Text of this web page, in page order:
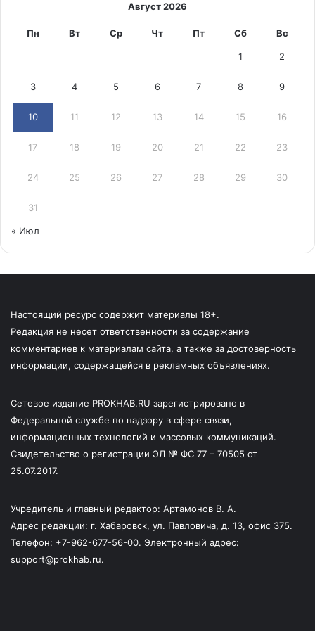
Август 2026
Пн Вт Ср Чт Пт Сб Вс
1 2
3 4 5 6 7 8 9
10 11 12 13 14 15 16
17 18 19 20 21 22 23
24 25 26 27 28 29 30
31
« Июл
Настоящий ресурс содержит материалы 18+.
Редакция не несет ответственности за содержание
комментариев к материалам сайта, а также за достоверность
информации, содержащейся в рекламных объявлениях.
Сетевое издание PROKHAB.RU зарегистрировано в
Федеральной службе по надзору в сфере связи,
информационных технологий и массовых коммуникаций.
Свидетельство о регистрации ЭЛ № ФС 77 – 70505 от
25.07.2017.
Учредитель и главный редактор: Артамонов В. А.
Адрес редакции: г. Хабаровск, ул. Павловича, д. 13, офис 375.
Телефон: +7-962-677-56-00. Электронный адрес:
support@prokhab.ru.